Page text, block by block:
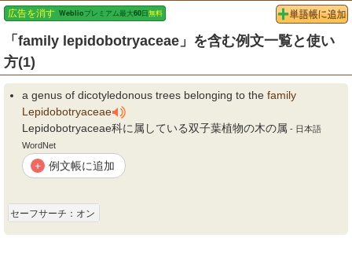
「family lepidobotryaceae」を含む例文一覧と使い
方(1)
a genus of dicotyledonous trees belonging to the family
Lepidobotryaceae
Lepidobotryaceae科に属している双子葉植物の木の属 - 日本語
WordNet
+ 例文帳に追加
セーフサーチ：オン